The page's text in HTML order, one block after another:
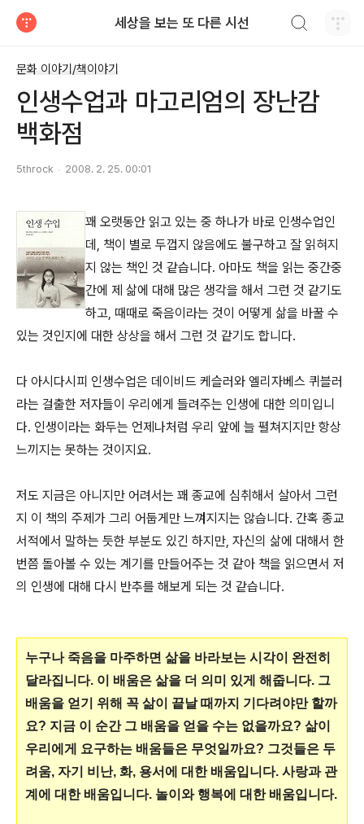
세상을 보는 또 다른 시선
문화 이야기/책이야기
인생수업과 마고리엄의 장난감
백화점
5throck 2008. 2. 25. 00:01
꽤 오랫동안 읽고 있는 중 하나가 바로 인생수업인
데, 책이 별로 두껍지 않음에도 불구하고 잘 읽혀지
지 않는 책인 것 같습니다. 아마도 책을 읽는 중간중
간에 제 삶에 대해 많은 생각을 해서 그런 것 같기도
하고, 때때로 죽음이라는 것이 어떻게 삶을 바꿀 수
있는 것인지에 대한 상상을 해서 그런 것 같기도 합니다.
다 아시다시피 인생수업은 데이비드 케슬러와 엘리자베스 퀴블러
라는 걸출한 저자들이 우리에게 들려주는 인생에 대한 의미입니
다. 인생이라는 화두는 언제나처럼 우리 앞에 늘 펼쳐지지만 항상
느끼지는 못하는 것이지요.
저도 지금은 아니지만 어려서는 꽤 종교에 심취해서 살아서 그런
지 이 책의 주제가 그리 어둡게만 느껴지지는 않습니다. 간혹 종교
서적에서 말하는 듯한 부분도 있긴 하지만, 자신의 삶에 대해서 한
번쯤 돌아볼 수 있는 계기를 만들어주는 것 같아 책을 읽으면서 저
의 인생에 대해 다시 반추를 해보게 되는 것 같습니다.
누구나 죽음을 마주하면 삶을 바라보는 시각이 완전히
달라집니다. 이 배움은 삶을 더 의미 있게 해줍니다. 그
배움을 얻기 위해 꼭 삶이 끝날 때까지 기다려야만 할까
요? 지금 이 순간 그 배움을 얻을 수는 없을까요? 삶이
우리에게 요구하는 배움들은 무엇일까요? 그것들은 두
려움, 자기 비난, 화, 용서에 대한 배움입니다. 사랑과 관
계에 대한 배움입니다. 놀이와 행복에 대한 배움입니다.